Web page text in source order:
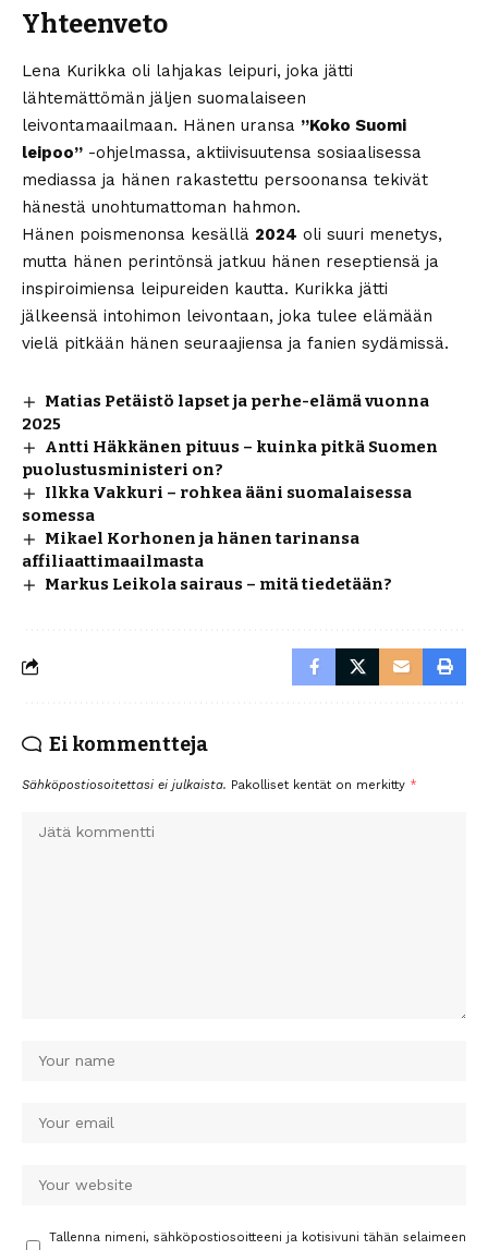
Yhteenveto
Lena Kurikka oli lahjakas leipuri, joka jätti
lähtemättömän jäljen suomalaiseen
leivontamaailmaan. Hänen uransa ”Koko Suomi
leipoo” -ohjelmassa, aktiivisuutensa sosiaalisessa
mediassa ja hänen rakastettu persoonansa tekivät
hänestä unohtumattoman hahmon.
Hänen poismenonsa kesällä 2024 oli suuri menetys,
mutta hänen perintönsä jatkuu hänen reseptiensä ja
inspiroimiensa leipureiden kautta. Kurikka jätti
jälkeensä intohimon leivontaan, joka tulee elämään
vielä pitkään hänen seuraajiensa ja fanien sydämissä.
Matias Petäistö lapset ja perhe-elämä vuonna
2025
Antti Häkkänen pituus – kuinka pitkä Suomen
puolustusministeri on?
Ilkka Vakkuri – rohkea ääni suomalaisessa
somessa
Mikael Korhonen ja hänen tarinansa
affiliaattimaailmasta
Markus Leikola sairaus – mitä tiedetään?
Ei kommentteja
Sähköpostiosoitettasi ei julkaista. Pakolliset kentät on merkitty *
Tallenna nimeni, sähköpostiosoitteeni ja kotisivuni tähän selaimeen